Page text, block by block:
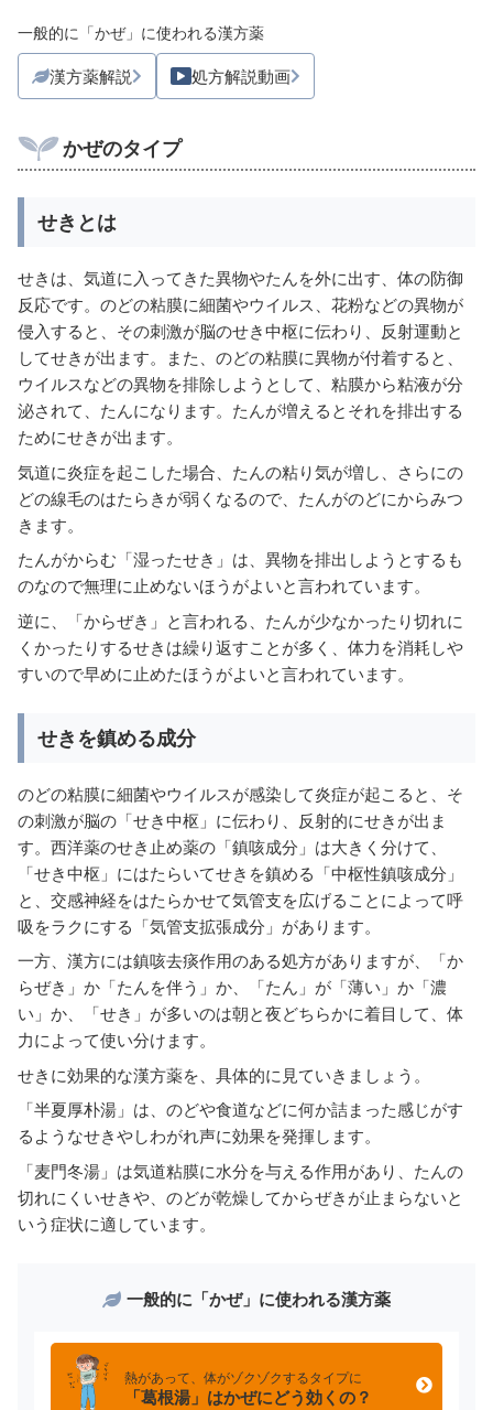
一般的に「かぜ」に使われる漢方薬
漢方薬解説 処方解説動画
かぜのタイプ
せきとは
せきは、気道に入ってきた異物やたんを外に出す、体の防御
反応です。のどの粘膜に細菌やウイルス、花粉などの異物が
侵入すると、その刺激が脳のせき中枢に伝わり、反射運動と
してせきが出ます。また、のどの粘膜に異物が付着すると、
ウイルスなどの異物を排除しようとして、粘膜から粘液が分
泌されて、たんになります。たんが増えるとそれを排出する
ためにせきが出ます。
気道に炎症を起こした場合、たんの粘り気が増し、さらにの
どの線毛のはたらきが弱くなるので、たんがのどにからみつ
きます。
たんがからむ「湿ったせき」は、異物を排出しようとするも
のなので無理に止めないほうがよいと言われています。
逆に、「からぜき」と言われる、たんが少なかったり切れに
くかったりするせきは繰り返すことが多く、体力を消耗しや
すいので早めに止めたほうがよいと言われています。
せきを鎮める成分
のどの粘膜に細菌やウイルスが感染して炎症が起こると、そ
の刺激が脳の「せき中枢」に伝わり、反射的にせきが出ま
す。西洋薬のせき止め薬の「鎮咳成分」は大きく分けて、
「せき中枢」にはたらいてせきを鎮める「中枢性鎮咳成分」
と、交感神経をはたらかせて気管支を広げることによって呼
吸をラクにする「気管支拡張成分」があります。
一方、漢方には鎮咳去痰作用のある処方がありますが、「か
らぜき」か「たんを伴う」か、「たん」が「薄い」か「濃
い」か、「せき」が多いのは朝と夜どちらかに着目して、体
力によって使い分けます。
せきに効果的な漢方薬を、具体的に見ていきましょう。
「半夏厚朴湯」は、のどや食道などに何か詰まった感じがす
るようなせきやしわがれ声に効果を発揮します。
「麦門冬湯」は気道粘膜に水分を与える作用があり、たんの
切れにくいせきや、のどが乾燥してからぜきが止まらないと
いう症状に適しています。
一般的に「かぜ」に使われる漢方薬
熱があって、体がゾクゾクするタイプに
「葛根湯」はかぜにどう効くの？